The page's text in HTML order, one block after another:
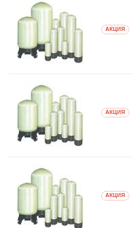
AКЦИЯ
AКЦИЯ
AКЦИЯ